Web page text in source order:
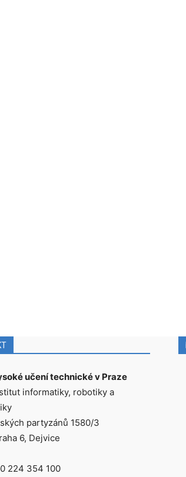
učení technické v Praze
informatiky, robotiky a
partyzánů 1580/3
6, Dejvice
224 354 100